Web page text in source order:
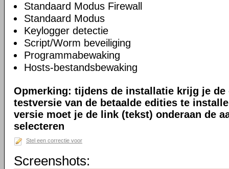
Standaard Modus Firewall
Standaard Modus
Keylogger detectie
Script/Worm beveiliging
Programmabewaking
Hosts-bestandsbewaking
Opmerking: tijdens de installatie krijg je de
testversie van de betaalde edities te
versie moet je de link (tekst) onderaan de
selecteren
Stel een correctie voor
Screenshots: